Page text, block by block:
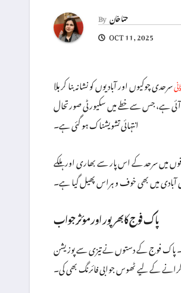
Byحنا خان
OCT 11, 2025
سرحدی چوکیوں اور آبادیوں کو نشانہ بنا کربلا
آئی ہے، جس سے خطے میں سکیورٹی صورتحال
انتہائی تشویشناک ہو گئی ہے۔
میں سرحد کے اس پار سے بھاری اور ہلکے
آبادی میں بھی خوف و ہراس پھیل گیا ہے۔
پاک فوج کا بھرپور اور مؤثر جواب
پاک فوج کے دستوں نے تیزی سے پوزیشن
کے لیے ٹھوس جوابی فائرنگ بھی کی۔